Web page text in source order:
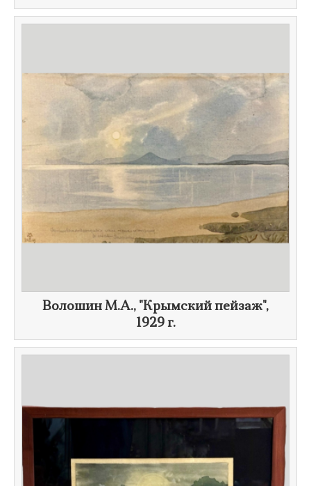
Волошин М.А., ​"Крымский пейзаж",
1929 г.